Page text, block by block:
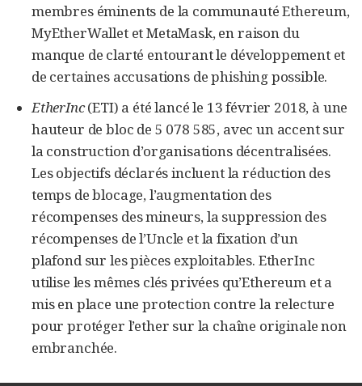
membres éminents de la communauté Ethereum,
MyEtherWallet et MetaMask, en raison du
manque de clarté entourant le développement et
de certaines accusations de phishing possible.
EtherInc(ETI) a été lancé le 13 février 2018, à une
hauteur de bloc de 5 078 585, avec un accent sur
la construction d’organisations décentralisées.
Les objectifs déclarés incluent la réduction des
temps de blocage, l’augmentation des
récompenses des mineurs, la suppression des
récompenses de l’Uncle et la fixation d’un
plafond sur les pièces exploitables. EtherInc
utilise les mêmes clés privées qu’Ethereum et a
mis en place une protection contre la relecture
pour protéger l’ether sur la chaîne originale non
embranchée.